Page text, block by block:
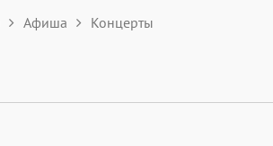
Афиша Концерты